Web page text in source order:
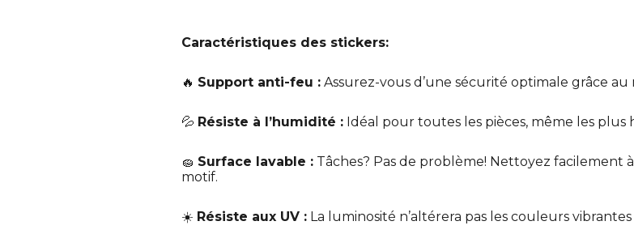
Caractéristiques des stickers:
🔥 Support anti-feu : Assurez-vous d’une sécurité optimale grâce
💦 Résiste à l’humidité : Idéal pour toutes les pièces, même les plus
🧽 Surface lavable : Tâches? Pas de problème! Nettoyez facilement
motif.
☀️ Résiste aux UV : La luminosité n’altérera pas les couleurs vibrantes